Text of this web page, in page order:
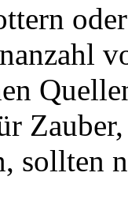
sollten